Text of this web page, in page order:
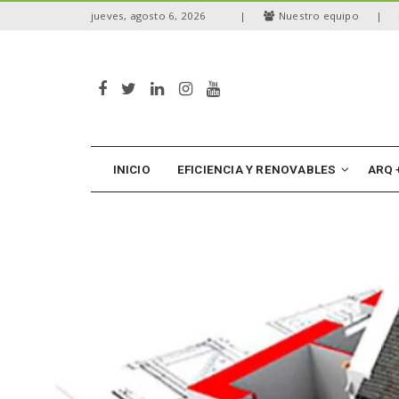
jueves, agosto 6, 2026 | Nuestro equipo |
INICIO EFICIENCIA Y RENOVABLES ARQ